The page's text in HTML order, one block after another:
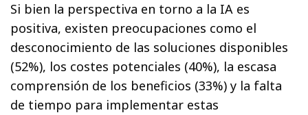
Si bien la perspectiva en torno a la IA es
positiva, existen preocupaciones como el
desconocimiento de las soluciones disponibles
(52%), los costes potenciales (40%), la escasa
comprensión de los beneficios (33%) y la falta
de tiempo para implementar estas